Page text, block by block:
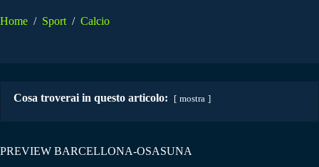
Home / Sport / Calcio
Cosa troverai in questo articolo: mostra
PREVIEW BARCELLONA-OSASUNA